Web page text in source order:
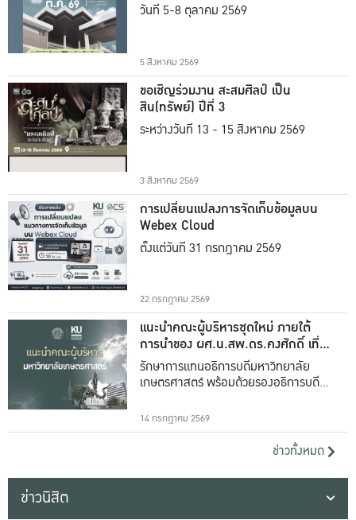
วันที่ 5-8 ตุลาคม 2569
5 สิงหาคม 2569
ขอเชิญร่วมงาน สะสมศิลป์ เป็น
สิน(ทรัพย์) ปีที่ 3
ระหว่างวันที่ 13 - 15 สิงหาคม 2569
3 สิงหาคม 2569
การเปลี่ยนแปลงการจัดเก็บข้อมูลบน
Webex Cloud
ตั้งแต่วันที่ 31 กรกฎาคม 2569
22 กรกฎาคม 2569
แนะนำคณะผู้บริหารชุดใหม่ ภายใต้
การนำของ ผศ.น.สพ.ดร.คงศักดิ์ เที่ยง
ธรรม
รักษาการแทนอธิการบดีมหาวิทยาลัย
เกษตรศาสตร์ พร้อมด้วยรองอธิการบดีทั้ง
14 กรกฎาคม 2569
ข่าวทั้งหมด
ข่าวนิสิต